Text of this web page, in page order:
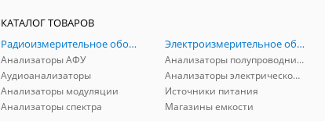
КАТАЛОГ ТОВАРОВ
Радиоизмерительное оборудование
Анализаторы АФУ
Аудиоанализаторы
Анализаторы модуляции
Анализаторы спектра
Электроизмерительное оборудование
Анализаторы полупроводников
Анализаторы электрической мощности
Источники питания
Магазины емкости